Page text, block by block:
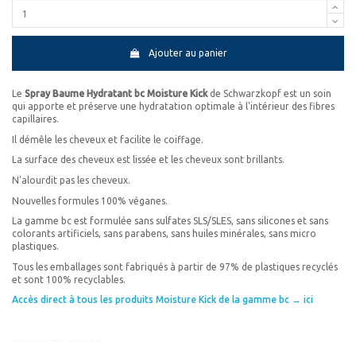
Ajouter au panier
Le Spray Baume Hydratant bc Moisture Kickde Schwarzkopf est un soin
qui apporte et préserve une hydratation optimale à l'intérieur des fibres
capillaires.
Il démêle les cheveux et facilite le coiffage.
La surface des cheveux est lissée et les cheveux sont brillants.
N'alourdit pas les cheveux.
Nouvelles formules 100% véganes.
La gamme bc est formulée sans sulfates SLS/SLES, sans silicones et sans
colorants artificiels, sans parabens, sans huiles minérales, sans micro
plastiques.
Tous les emballages sont fabriqués à partir de 97% de plastiques recyclés
et sont 100% recyclables.
Accès direct à tous les produits Moisture Kick de la gamme bc → ici